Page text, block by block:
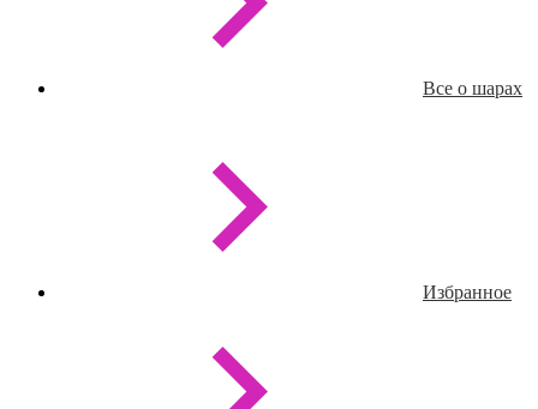
Все о шарах
Избранное